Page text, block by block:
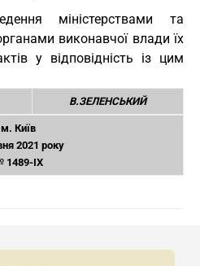
міністерствами та
виконавчої влади їх
у відповідність із цим
В.ЗЕЛЕНСЬКИЙ
м. Київ
2021 року
1489-IX